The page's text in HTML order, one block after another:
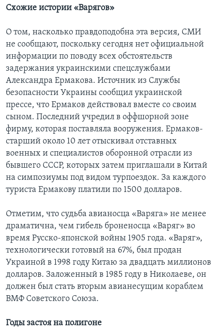
Схожие истории «Варягов»
О том, насколько правдоподобна эта версия, СМИ
не сообщают, поскольку сегодня нет официальной
информации по поводу всех обстоятельств
задержания украинскими спецслужбами
Александра Ермакова. Источник из Службы
безопасности Украины сообщил украинской
прессе, что Ермаков действовал вместе со своим
сыном. Последний учредил в оффшорной зоне
фирму, которая поставляла вооружения. Ермаков-
старший около 10 лет отыскивал отставных
военных и специалистов оборонной отрасли из
бывшего СССР, которых затем приглашали в Китай
на симпозиумы под видом турпоездок. За каждого
туриста Ермакову платили по 1500 долларов.
Отметим, что судьба авианосца «Варяга» не менее
драматична, чем гибель броненосца «Варяг» во
время Русско-японской войны 1905 года. «Варяг»,
технологически готовый на 67%, был продан
Украиной в 1998 году Китаю за двадцать миллионов
долларов. Заложенный в 1985 году в Николаеве, он
должен был стать вторым авианесущим кораблем
ВМФ Советского Союза.
Годы застоя на полигоне